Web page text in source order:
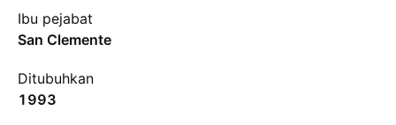
Ibu pejabat
San Clemente
Ditubuhkan
1993